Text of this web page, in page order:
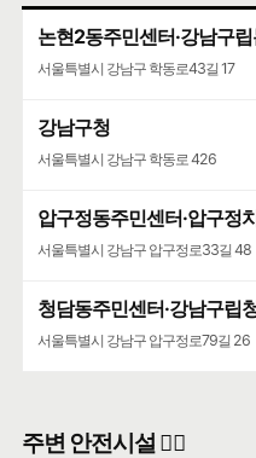
논현2동주민센터·강남구
서울특별시 강남구 학동로43길 17
강남구청
서울특별시 강남구 학동로 426
압구정동주민센터·압구정
서울특별시 강남구 압구정로33길 48
청담동주민센터·강남구립
서울특별시 강남구 압구정로79길 26
주변 안전시설 👮‍♀️